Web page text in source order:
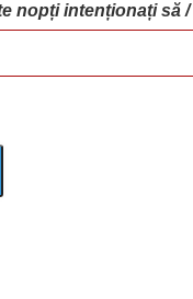
Mangalia
nopți intenționați să